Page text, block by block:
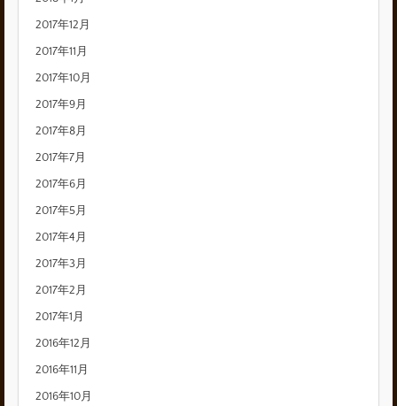
2017年12月
2017年11月
2017年10月
2017年9月
2017年8月
2017年7月
2017年6月
2017年5月
2017年4月
2017年3月
2017年2月
2017年1月
2016年12月
2016年11月
2016年10月